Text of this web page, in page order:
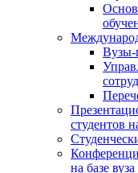
Вузы-
студентов
на базе вуза